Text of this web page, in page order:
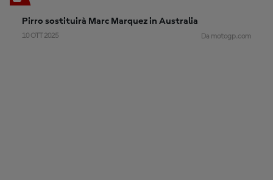
Pirro sostituirà Marc Marquez in Australia
10 OTT 2025 Da motogp.com